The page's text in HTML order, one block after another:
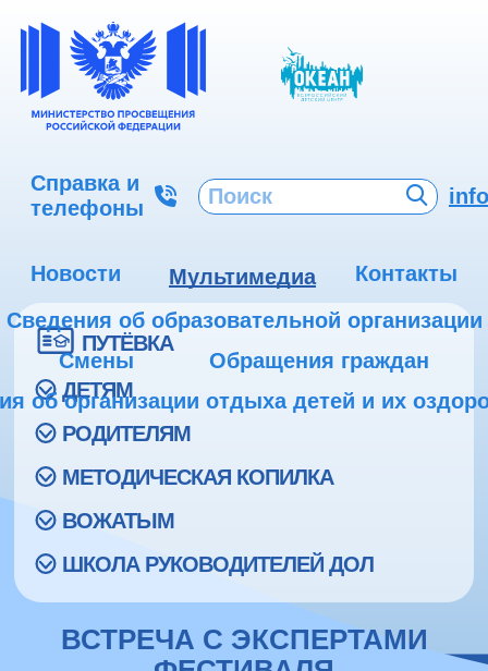
Справка и
телефоны
Новости Мультимедиа
Контакты
Сведения об образовательной организации
Смены
Обращения граждан
об организации отдыха детей и их
ПУТЁВКА
ДЕТЯМ
РОДИТЕЛЯМ
МЕТОДИЧЕСКАЯ КОПИЛКА
ВОЖАТЫМ
ШКОЛА РУКОВОДИТЕЛЕЙ ДОЛ
ВСТРЕЧА С ЭКСПЕРТАМИ